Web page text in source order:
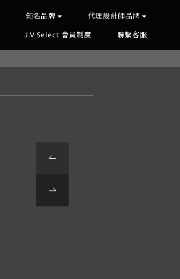
知名品牌 代理設計師品牌
J.V Select 會員制度 聯繫客服